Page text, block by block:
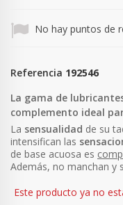
No hay puntos de
Referencia 192546
La gama de
complemento ideal
La sensualidad de su
intensifican las
de base acuosa es
Además, no manchan y
Este producto ya no